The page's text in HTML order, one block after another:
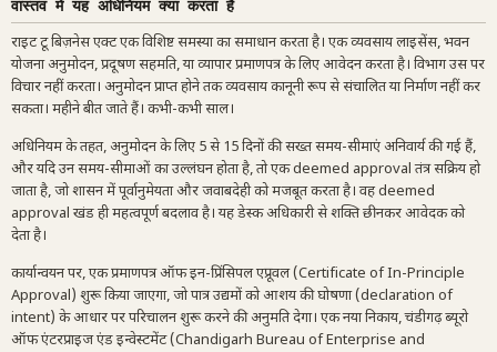
वास्तव में यह अधिनियम क्या करता है
राइट टू बिज़नेस एक्ट एक विशिष्ट समस्या का समाधान करता है। एक व्यवसाय लाइसेंस, भवन
योजना अनुमोदन, प्रदूषण सहमति, या व्यापार प्रमाणपत्र के लिए आवेदन करता है। विभाग उस पर
विचार नहीं करता। अनुमोदन प्राप्त होने तक व्यवसाय कानूनी रूप से संचालित या निर्माण नहीं कर
सकता। महीने बीत जाते हैं। कभी-कभी साल।
अधिनियम के तहत, अनुमोदन के लिए 5 से 15 दिनों की सख्त समय-सीमाएं अनिवार्य की गई हैं,
और यदि उन समय-सीमाओं का उल्लंघन होता है, तो एक deemed approval तंत्र सक्रिय हो
जाता है, जो शासन में पूर्वानुमेयता और जवाबदेही को मजबूत करता है। वह deemed
approval खंड ही महत्वपूर्ण बदलाव है। यह डेस्क अधिकारी से शक्ति छीनकर आवेदक को
देता है।
कार्यान्वयन पर, एक प्रमाणपत्र ऑफ इन-प्रिंसिपल एप्रूवल (Certificate of In-Principle
Approval) शुरू किया जाएगा, जो पात्र उद्यमों को आशय की घोषणा (declaration of
intent) के आधार पर परिचालन शुरू करने की अनुमति देगा। एक नया निकाय, चंडीगढ़ ब्यूरो
ऑफ एंटरप्राइज एंड इन्वेस्टमेंट (Chandigarh Bureau of Enterprise and